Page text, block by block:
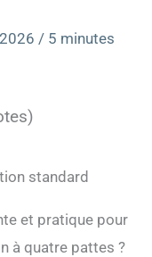
/ 5 minutes
et pratique pour
à quatre pattes ?